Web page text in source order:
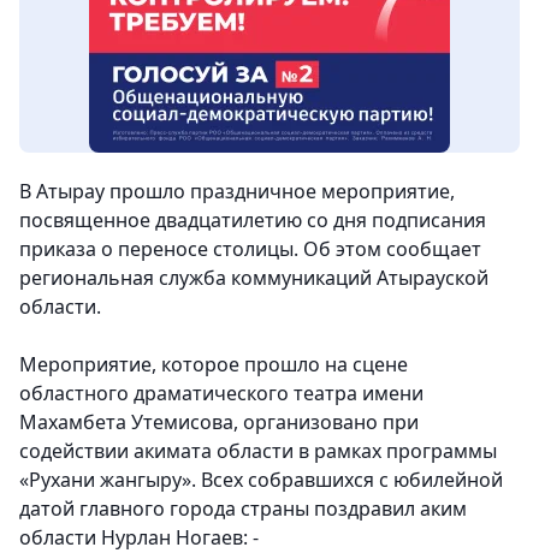
В Атырау прошло праздничное мероприятие,
посвященное двадцатилетию со дня подписания
приказа о переносе столицы. Об этом сообщает
региональная служба коммуникаций Атырауской
области.
Мероприятие, которое прошло на сцене
областного драматического театра имени
Махамбета Утемисова, организовано при
содействии акимата области в рамках программы
«Рухани жангыру». Всех собравшихся с юбилейной
датой главного города страны поздравил аким
области Нурлан Ногаев: -